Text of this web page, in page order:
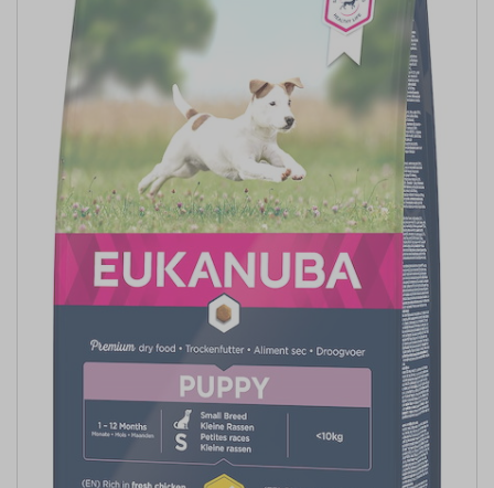
FUTTERART
LEBENSPHASE
HUNDEGRÖSSE
AKTIVITÄT
ANWENDUNG FÜR
GESCHMACKSRICHTUNG
SPEZIELLE ERNÄHRUNG